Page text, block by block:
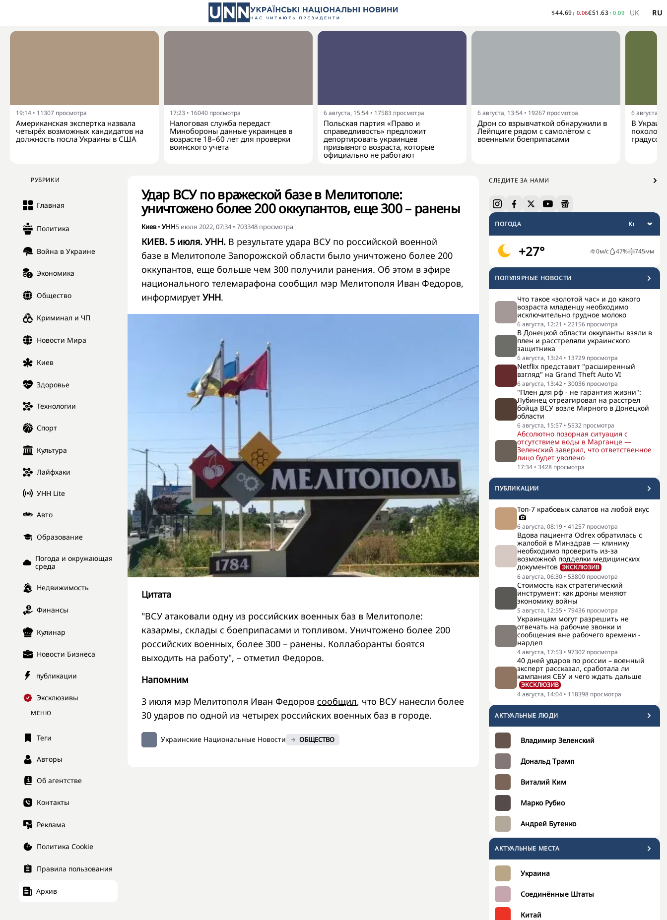
$44.69↓ 0.06€51.63↑ 0.09 UK RU
19:14 • 11307 просмотра
Американская экспертка назвала
четырёх возможных кандидатов на
должность посла Украины в США
17:23 • 16040 просмотра
Налоговая служба передаст
Минобороны данные украинцев в
возрасте 18–60 лет для проверки
воинского учета
6 августа, 15:54 • 17583 просмотра
Польская партия «Право и
справедливость» предложит
депортировать украинцев
призывного возраста, которые
официально не работают
6 августа, 13:54 • 19267 просмотра
Дрон со взрывчаткой обнаружили в
Лейпциге рядом с самолётом с
военными боеприпасами
6 августа,
В
градусов
РУБРИКИ
Главная
Политика
Война в Украине
Экономика
Общество
Криминал и ЧП
Новости Мира
Киев
Здоровье
Технологии
Спорт
Культура
Лайфхаки
УНН Lite
Авто
Образование
Погода и окружающая
среда
Недвижимость
Финансы
Кулинар
Новости Бизнеса
публикации
Эксклюзивы
МЕНЮ
Теги
Авторы
Об агентстве
Контакты
Реклама
Политика Cookie
Правила пользования
Архив
СЛЕДИТЕ ЗА НАМИ
ПОГОДА
+27° 0м/с 47% 745мм
ПОПУЛЯРНЫЕ НОВОСТИ
Что такое «золотой час» и до какого
возраста младенцу необходимо
исключительно грудное молоко
6 августа, 12:21 • 22156 просмотра
В Донецкой области оккупанты взяли в
плен и расстреляли украинского
защитника
6 августа, 13:24 • 13729 просмотра
Netflix представит "расширенный
взгляд" на Grand Theft Auto VI
6 августа, 13:42 • 30036 просмотра
"Плен для рф - не гарантия жизни":
Лубинец отреагировал на расстрел
бойца ВСУ возле Мирного в Донецкой
области
6 августа, 15:57 • 5532 просмотра
Абсолютно позорная ситуация с
отсутствием воды в Марганце —
Зеленский заверил, что ответственное
лицо будет уволено
17:34 • 3428 просмотра
ПУБЛИКАЦИИ
Топ-7 крабовых салатов на любой вкус
6 августа, 08:19 • 41257 просмотра
Вдова пациента Odrex обратилась с
жалобой в Минздрав — клинику
необходимо проверить из-за
возможной подделки медицинских
документов ЭКСКЛЮЗИВ
6 августа, 06:30 • 53800 просмотра
Стоимость как стратегический
инструмент: как дроны меняют
экономику войны
5 августа, 12:55 • 79436 просмотра
Украинцам могут разрешить не
отвечать на рабочие звонки и
сообщения вне рабочего времени -
нардеп
4 августа, 17:53 • 97302 просмотра
40 дней ударов по россии – военный
эксперт рассказал, сработала ли
кампания СБУ и чего ждать дальше
ЭКСКЛЮЗИВ
4 августа, 14:04 • 118398 просмотра
АКТУАЛЬНЫЕ ЛЮДИ
Владимир Зеленский
Дональд Трамп
Виталий Ким
Марко Рубио
Андрей Бутенко
АКТУАЛЬНЫЕ МЕСТА
Украина
Соединённые Штаты
Китай
Удар ВСУ по вражеской базе в Мелитополе:
уничтожено более 200 оккупантов, еще 300 – ранены
Киев• УНН5 июля 2022, 07:34• 703348 просмотра
КИЕВ. 5 июля. УНН. В результате удара ВСУ по российской военной
базе в Мелитополе Запорожской области было уничтожено более 200
оккупантов, еще больше чем 300 получили ранения. Об этом в эфире
национального телемарафона сообщил мэр Мелитополя Иван Федоров,
информирует УНН.
Цитата
"ВСУ атаковали одну из российских военных баз в Мелитополе:
казармы, склады с боеприпасами и топливом. Уничтожено более 200
российских военных, более 300 – ранены. Коллаборанты боятся
выходить на работу", – отметил Федоров.
Напомним
3 июля мэр Мелитополя Иван Федоров сообщил, что ВСУ нанесли более
30 ударов по одной из четырех российских военных баз в городе.
Украинские Национальные Новости ОБЩЕСТВО